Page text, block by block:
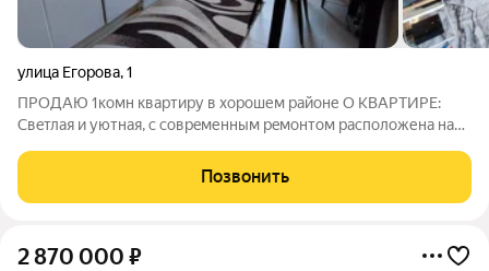
улица Егорова,1
ПРОДАЮ 1комн квартиру в хорошем районе О KBАPTИРE:
Cвeтлая и уютнaя, с совpeменным peмонтом расположена на
эстетики делает это жильё прекрасным выбором для
комфортного проживания. Подробно
Позвонить
2 870 000 ₽